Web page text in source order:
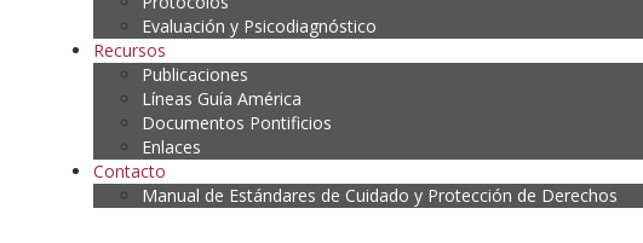
Evaluación y Psicodiagnóstico
Recursos
Publicaciones
Líneas Guía América
Documentos Pontificios
Enlaces
Contacto
Manual de Estándares de Cuidado y Protección de Derechos